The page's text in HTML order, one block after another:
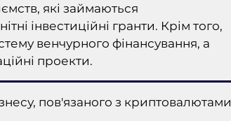
які займаються
інвестиційні гранти. Крім того,
венчурного фінансування, а
проекти.
пов'язаного з криптовалютами